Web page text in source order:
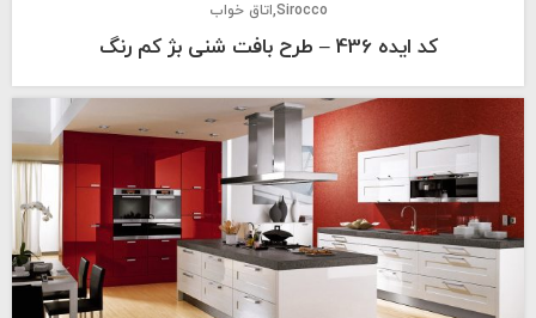
Sirocco اتاق خواب
کد ایده 436 – طرح بافت شنی بژ کم رنگ